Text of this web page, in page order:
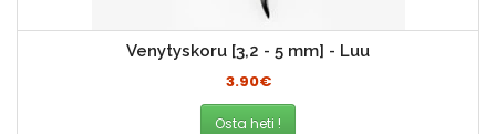
Venytyskoru [3,2 - 5 mm] - Luu
3.90€
Osta heti !